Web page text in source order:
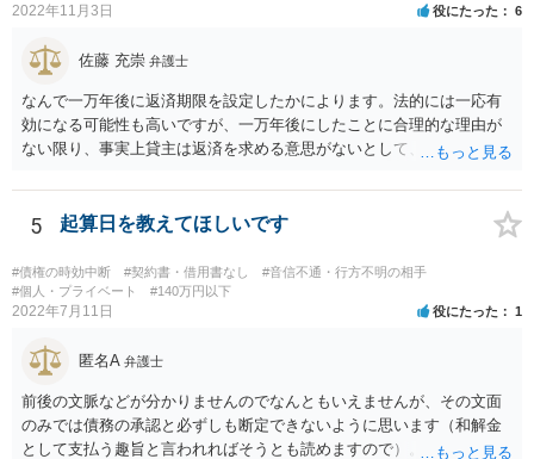
2022年11月3日 役にたった 6
佐藤 充崇 弁護士
なんで一万年後に返済期限を設定したかによります。法的には一応有
効になる可能性も高いですが、一万年後にしたことに合理的な理由が
ない限り、事実上貸主は返済を求める意思がないとして、消費貸借契
に悪用される可能性もあるので。
5 起算日を教えてほしいです
#債権の時効中断 #契約書・借用書なし
#音信不通・行方不明の相手
#個人・プライベート
#140万円以下
2022年7月11日 役にたった 1
匿名A 弁護士
前後の文脈などが分かりませんのでなんともいえませんが、その文面
のみでは債務の承認と必ずしも断定できないように思います（和解金
として支払う趣旨と言われればそうとも読めますので）。 個別具体的